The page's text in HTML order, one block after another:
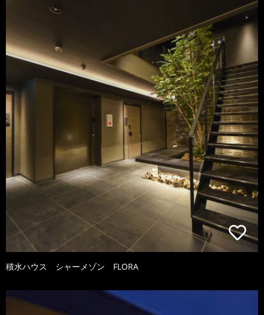
積水ハウス シャーメゾン FLORA